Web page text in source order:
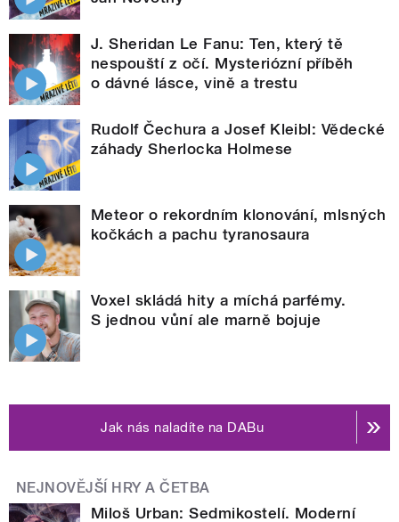
J. Sheridan Le Fanu: Ten, který tě
nespouští z očí. Mysteriózní příběh
o dávné lásce, vině a trestu
Rudolf Čechura a Josef Kleibl: Vědecké
záhady Sherlocka Holmese
Meteor o rekordním klonování, mlsných
kočkách a pachu tyranosaura
Voxel skládá hity a míchá parfémy.
S jednou vůní ale marně bojuje
Jak nás naladíte na DABu
NEJNOVĚJŠÍ HRY A ČETBA
Miloš Urban: Sedmikostelí. Moderní